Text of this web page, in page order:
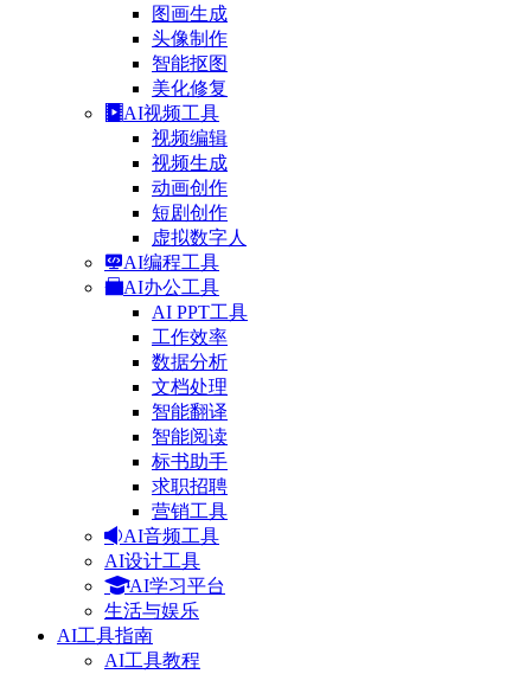
图画生成
头像制作
智能抠图
美化修复
AI视频工具
视频编辑
视频生成
动画创作
短剧创作
虚拟数字人
AI编程工具
AI办公工具
AI PPT工具
工作效率
数据分析
文档处理
智能翻译
智能阅读
标书助手
求职招聘
营销工具
AI音频工具
AI设计工具
AI学习平台
生活与娱乐
AI工具指南
AI工具教程